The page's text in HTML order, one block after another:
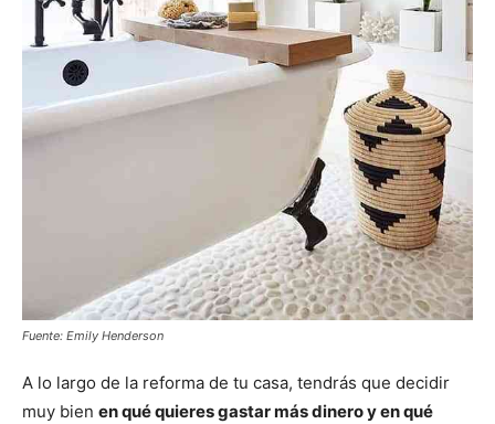
Fuente: Emily Henderson
A lo largo de la reforma de tu casa, tendrás que decidir
muy bien en qué quieres gastar más dinero y en qué